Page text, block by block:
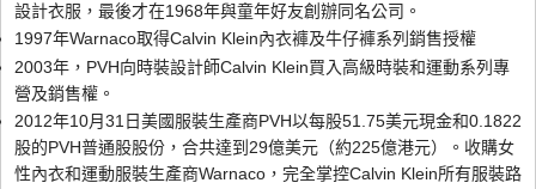
設計衣服，最後才在1968年與童年好友創辦同名公司。
1997年Warnaco取得Calvin Klein內衣褲及牛仔褲系列銷售授權
2003年，PVH向時裝設計師Calvin Klein買入高級時裝和運動系列專
營及銷售權。
2012年10月31日美國服裝生產商PVH以每股51.75美元現金和0.1822
股的PVH普通股股份，合共達到29億美元（約225億港元）。收購女
性內衣和運動服裝生產商Warnaco，完全掌控Calvin Klein所有服裝路